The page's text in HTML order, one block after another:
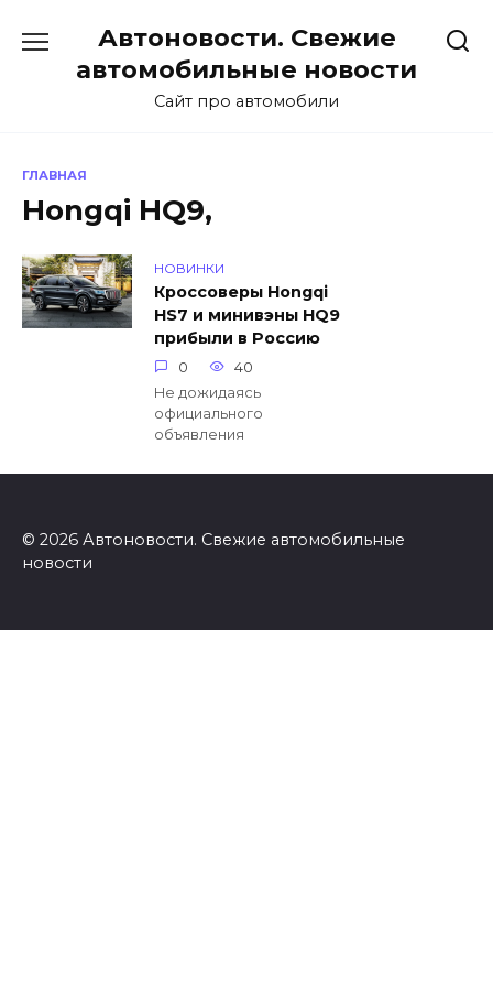
содержанию
Автоновости. Свежие
автомобильные новости
Сайт про автомобили
ГЛАВНАЯ
Hongqi HQ9,
НОВИНКИ
Кроссоверы Hongqi
HS7 и минивэны HQ9
прибыли в Россию
0
40
Не дожидаясь
официального
объявления
© 2026 Автоновости. Свежие автомобильные
новости